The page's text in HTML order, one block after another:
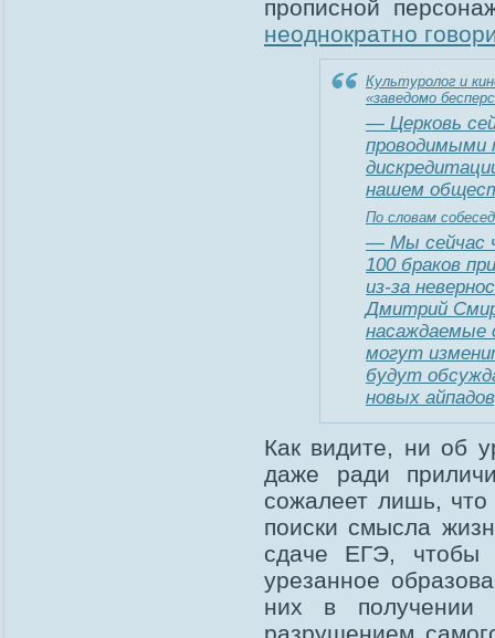
прописной
неоднократно
Культуролог и
«заведомо
— Церковь
проводимыми
нашем
По словам
— Мы сейчас
100 браков
из-за
Дмитрий
насаждаемые
могут
будут
новых
Как видите, ни об
даже ради
сожалеет лишь,
поиски смысла
сдаче ЕГЭ, чтобы
урезанное
них в получении
разрушением